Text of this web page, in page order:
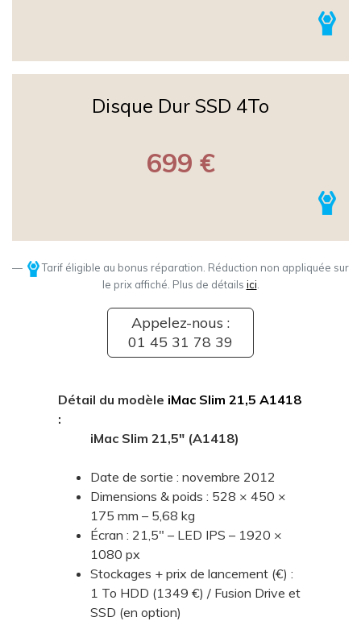
Disque Dur SSD 4To
699 €
Tarif éligible au bonus réparation. Réduction non appliquée sur
le prix affiché. Plus de détails ici
Appelez-nous :
01 45 31 78 39
Détail du modèle iMac Slim 21,5 A1418
:
iMac Slim 21,5" (A1418)
Date de sortie : novembre 2012
Dimensions & poids : 528 × 450 ×
175 mm – 5,68 kg
Écran : 21,5" – LED IPS – 1920 ×
1080 px
Stockages + prix de lancement (€) :
1 To HDD (1349 €) / Fusion Drive et
SSD (en option)